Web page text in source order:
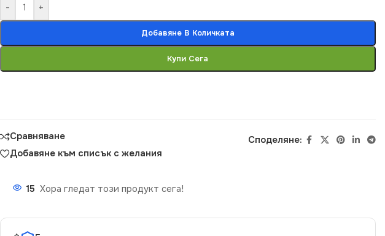
- +
Добавяне В Количката
Купи Сега
Сравняване
Добавяне към списък с желания
Споделяне:
15 Хора гледат този продукт сега!